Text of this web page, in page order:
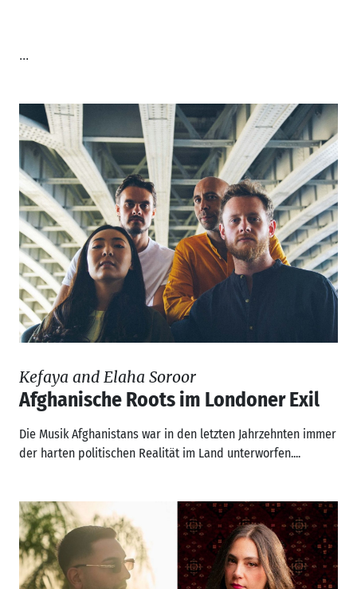
...
Kefaya and Elaha Soroor
Afghanische Roots im Londoner Exil
Die Musik Afghanistans war in den letzten Jahrzehnten immer
der harten politischen Realität im Land unterworfen....